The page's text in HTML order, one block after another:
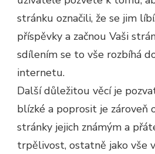
stránku označili, že se jim
příspěvky a začnou Vaši
sdílením se to vše rozbíhá
internetu.
Další důležitou věcí je
blízké a poprosit je zároveň
stránky jejich známým a
trpělivost, ostatně jako vše